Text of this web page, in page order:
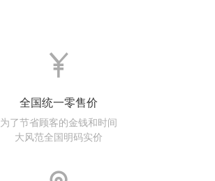
全国统一零售价
为了节省顾客的金钱和时间
大风范全国明码实价